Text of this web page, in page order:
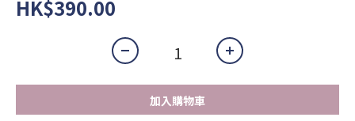
HK$390.00
加入購物車